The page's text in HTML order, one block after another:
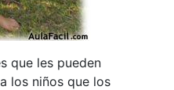
que les pueden
los niños que los